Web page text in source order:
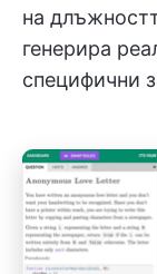
на
генерира
специфични